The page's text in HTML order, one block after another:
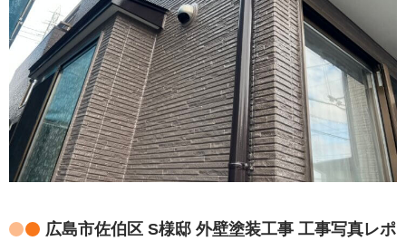
広島市佐伯区 S様邸 外壁塗装工事 工事写真レポ